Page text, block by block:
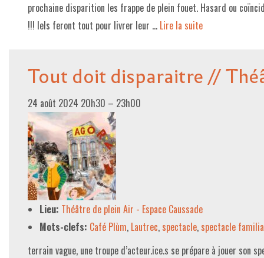
prochaine disparition les frappe de plein fouet. Hasard ou
!!! Iels feront tout pour livrer leur … Lire la suite­­
Tout doit disparaitre //
24 août 2024 20h30 – 23h00
Lieu: Théâtre de plein Air - Espace Caussade
Mots-clefs: Café Plùm, Lautrec, spectacle, spectacle
terrain vague, une troupe d’acteur.ice.s se prépare à jouer son